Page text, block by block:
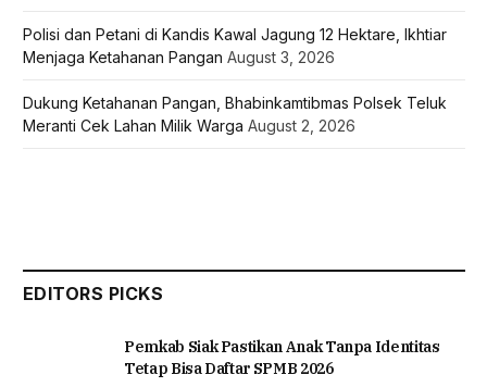
Polisi dan Petani di Kandis Kawal Jagung 12 Hektare, Ikhtiar
Menjaga Ketahanan Pangan August 3, 2026
Dukung Ketahanan Pangan, Bhabinkamtibmas Polsek Teluk
Meranti Cek Lahan Milik Warga August 2, 2026
EDITORS PICKS
Pemkab Siak Pastikan Anak Tanpa Identitas
Tetap Bisa Daftar SPMB 2026